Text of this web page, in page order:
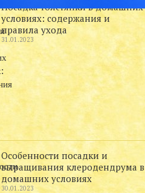
Посадка толстянки в домашних
условиях: содержания и
правила ухода
31.01.2023
Особенности посадки и
выращивания клеродендрума в
домашних условиях
30.01.2023